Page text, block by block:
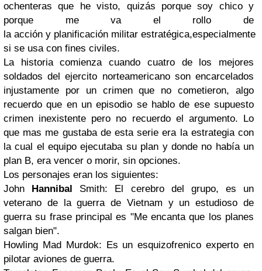
ochenteras que he visto, quizás porque soy chico y
porque me va el rollo de
la acción y planificación militar estratégica,especialmente
si se usa con fines civiles.
La historia comienza cuando cuatro de los mejores
soldados del ejercito norteamericano son encarcelados
injustamente por un crimen que no cometieron, algo
recuerdo que en un episodio se hablo de ese supuesto
crimen inexistente pero no recuerdo el argumento. Lo
que mas me gustaba de esta serie era la estrategia con
la cual el equipo ejecutaba su plan y donde no había un
plan B, era vencer o morir, sin opciones.
Los personajes eran los siguientes:
John Hannibal Smith: El cerebro del grupo, es un
veterano de la guerra de Vietnam y un estudioso de
guerra su frase principal es "Me encanta que los planes
salgan bien".
Howling Mad Murdok: Es un esquizofrenico experto en
pilotar aviones de guerra.